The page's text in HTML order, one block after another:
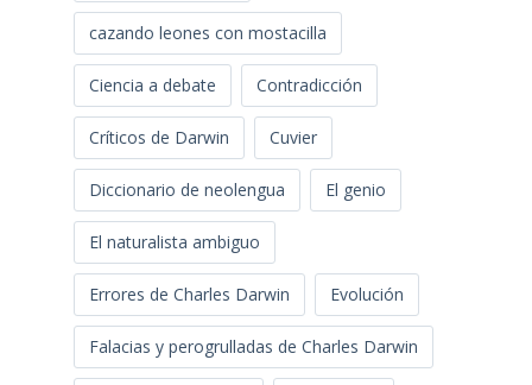
cazando leones con mostacilla
Ciencia a debate Contradicción
Críticos de Darwin Cuvier
Diccionario de neolengua El genio
El naturalista ambiguo
Errores de Charles Darwin Evolución
Falacias y perogrulladas de Charles Darwin